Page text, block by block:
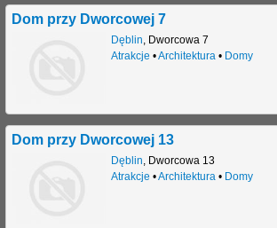
Dom przy Dworcowej 7
Dęblin Dworcowa 7
Atrakcje •Architektura • Domy
Dom przy Dworcowej 13
Dęblin Dworcowa 13
Atrakcje •Architektura • Domy